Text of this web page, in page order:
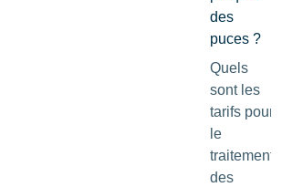
des
puces ?
Quels
sont les
tarifs pour
le
traitement
des